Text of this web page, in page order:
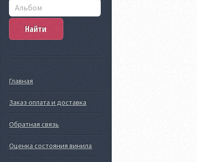
Главная
Заказ оплата и доставка
Обратная связь
Оценка состояния винила